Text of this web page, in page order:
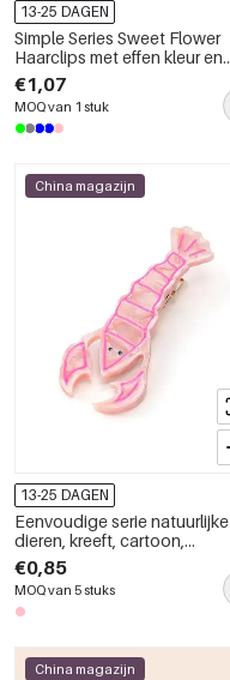
13-25 DAGEN
Simple Series Sweet Flower
Haarclips met effen kleur en
kleurverloop van hars
€1,07
MOQ van 1 stuk
China magazijn
13-25 DAGEN
Eenvoudige serie natuurlijke
dieren, kreeft, cartoon,
oceaanstijl, acetaat haarclips
€0,85
MOQ van 5 stuks
China magazijn